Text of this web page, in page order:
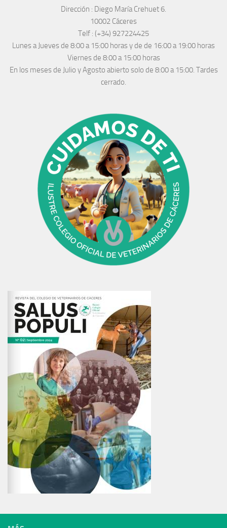
Dirección : Diego María Crehuet 6.
10002 Cáceres
Telf : (+34) 927224425
Lunes a Jueves de 8:00 a 15:00 horas y de de 16:00 a 19:00 horas
Viernes de 8:00 a 15:00 horas
En los meses de Julio y Agosto abierto solo de 8:00 a 15:00. Tardes
cerrado.